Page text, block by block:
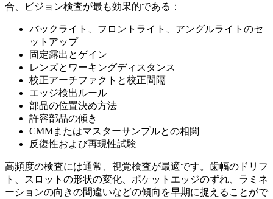
合、ビジョン検査が最も効果的である：
バックライト、フロントライト、アングルライトのセ
ットアップ
固定露出とゲイン
レンズとワーキングディスタンス
校正アーチファクトと校正間隔
エッジ検出ルール
部品の位置決め方法
許容部品の傾き
CMMまたはマスターサンプルとの相関
反復性および再現性試験
高頻度の検査には通常、視覚検査が最適です。歯幅のドリフ
ト、スロットの形状の変化、ポケットエッジのずれ、ラミネ
ーションの向きの間違いなどの傾向を早期に捉えることがで